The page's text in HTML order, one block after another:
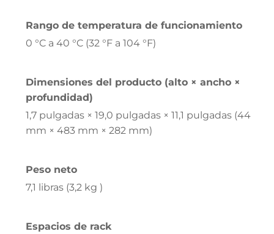
Rango de temperatura de funcionamiento
0 °C a 40 °C (32 °F a 104 °F)
Dimensiones del producto (alto × ancho ×
profundidad)
1,7 pulgadas × 19,0 pulgadas × 11,1 pulgadas (44
mm × 483 mm × 282 mm)
Peso neto
7,1 libras (3,2 kg )
Espacios de rack